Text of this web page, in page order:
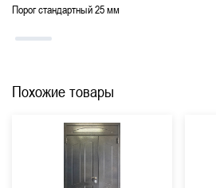
Порог стандартный 25 мм
Похожие товары